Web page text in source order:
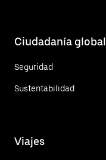
Ciudadanía global
Seguridad
Sustentabilidad
Viajes